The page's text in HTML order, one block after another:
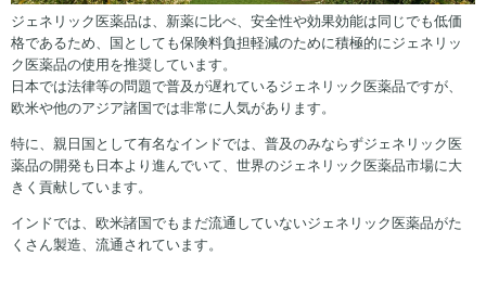
ジェネリック医薬品は、新薬に比べ、安全性や効果効能は同じでも低価
格であるため、国としても保険料負担軽減のために積極的にジェネリッ
ク医薬品の使用を推奨しています。
日本では法律等の問題で普及が遅れているジェネリック医薬品ですが、
欧米や他のアジア諸国では非常に人気があります。
特に、親日国として有名なインドでは、普及のみならずジェネリック医
薬品の開発も日本より進んでいて、世界のジェネリック医薬品市場に大
きく貢献しています。
インドでは、欧米諸国でもまだ流通していないジェネリック医薬品がた
くさん製造、流通されています。